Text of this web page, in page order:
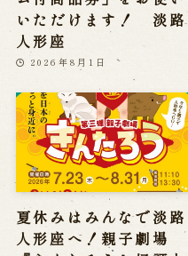
いただけます！ 淡路
人形座
2026年8月1日
夏休みはみんなで淡路
人形座へ！親子劇場